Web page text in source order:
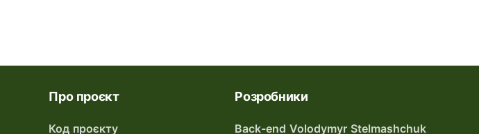
Про проєкт
Код проєкту
Розробники
Back-end Volodymyr Stelmashchuk